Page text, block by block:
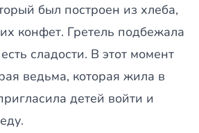
был построен из хлеба,
конфет. Гретель подбежала
сладости. В этот момент
ведьма, которая жила в
детей войти и